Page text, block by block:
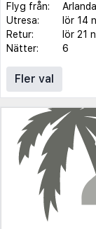
Flyg från: Arlanda
Utresa:
lör 14
Retur:
lör 21
Nätter:
6
Fler val